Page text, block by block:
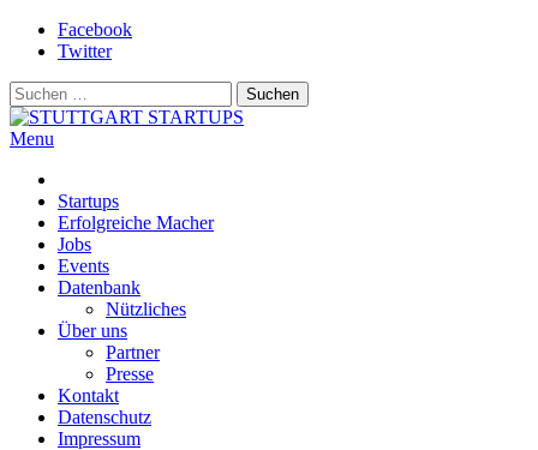
Skip
Facebook
Twitter
Suchen
nach:
Württemberg
Menu
Startups
Erfolgreiche Macher
Jobs
Events
Datenbank
Nützliches
Über uns
Partner
Presse
Kontakt
Datenschutz
Impressum